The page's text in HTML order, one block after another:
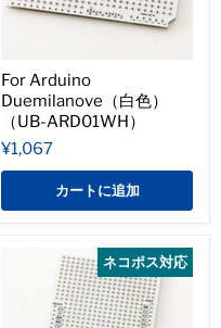
For Arduino
Duemilanove（白色）
（UB-ARD01WH）
¥1,067
カートに追加
ネコポス対応